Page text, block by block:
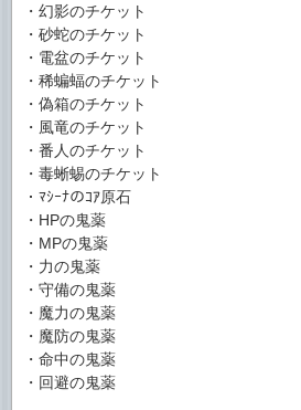
・幻影のチケット
・砂蛇のチケット
・電盆のチケット
・稀蝙蝠のチケット
・偽箱のチケット
・風竜のチケット
・番人のチケット
・毒蜥蜴のチケット
・ﾏｼｰﾅのｺｱ原石
・HPの鬼薬
・MPの鬼薬
・力の鬼薬
・守備の鬼薬
・魔力の鬼薬
・魔防の鬼薬
・命中の鬼薬
・回避の鬼薬